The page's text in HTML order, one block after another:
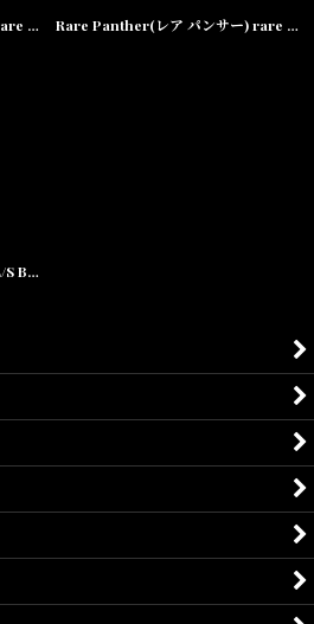
Rare Panther(レア パンサー) rare panther Rand Face Tee Neon pink Rare Panther(レア パンサー) rare panther by any means tee grey/White
Rare Panther(レア パンサー) L/S Before Peace There's War Tee Black